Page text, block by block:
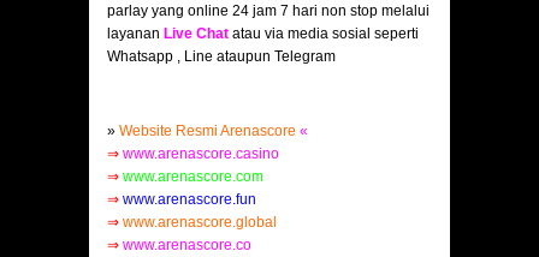
parlay yang online 24 jam 7 hari non stop melalui
layanan Live Chat atau via media sosial seperti
Whatsapp , Line ataupun Telegram
» Website Resmi Arenascore «
⇒ www.arenascore.casino
⇒ www.arenascore.com
⇒ www.arenascore.fun
⇒ www.arenascore.global
⇒ www.arenascore.co